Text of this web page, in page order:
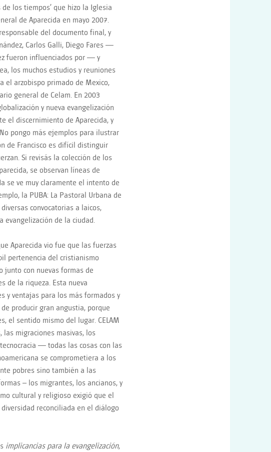
los tiempos’ que hizo la Iglesia
de Aparecida en mayo 2007.
del documento final, y
Carlos Galli, Diego Fares —
fueron influenciados por — y
los muchos estudios y reuniones
el arzobispo primado de Mexico,
general de Celam. En 2003
y nueva evangelización
el discernimiento de Aparecida, y
No pongo más ejemplos para ilustrar
de Francisco es difícil distinguir
Si revisás la colección de los
se observan líneas de
se ve muy claramente el intento de
la PUBA: La Pastoral Urbana de
convocatorias a laicos,
evangelización de la ciudad.
Aparecida vio fue que las fuerzas
pertenencia del cristianismo
junto con nuevas formas de
de la riqueza. Esta nueva
y ventajas para los más formados y
producir gran angustia, porque
el sentido mismo del lugar. CELAM
las migraciones masivas, los
— todas las cosas con las
se comprometiera a los
pobres sino también a las
– los migrantes, los ancianos, y
cultural y religioso exigió que el
reconciliada en el diálogo
implicancias para la evangelización,